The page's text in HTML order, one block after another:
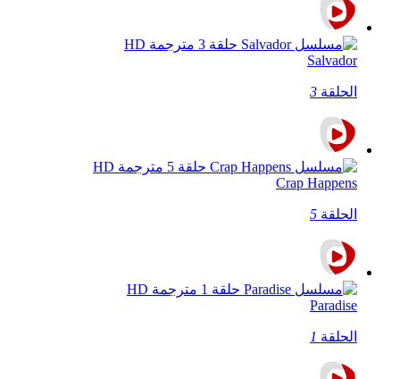
Salvador
الحلقة 3
Crap Happens
الحلقة 5
Paradise
الحلقة 1